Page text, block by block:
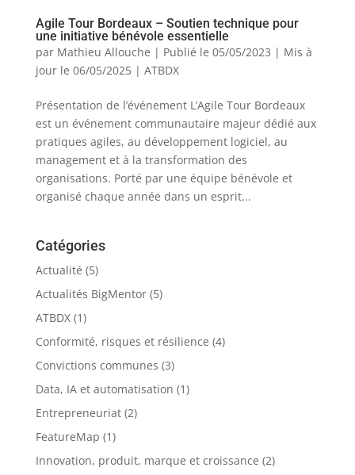
Agile Tour Bordeaux – Soutien technique pour
une initiative bénévole essentielle
par Mathieu Allouche | Publié le 05/05/2023 | Mis à
jour le 06/05/2025| ATBDX
Présentation de l’événement L’Agile Tour Bordeaux
est un événement communautaire majeur dédié aux
pratiques agiles, au développement logiciel, au
management et à la transformation des
organisations. Porté par une équipe bénévole et
organisé chaque année dans un esprit...
Catégories
Actualité (5)
Actualités BigMentor(5)
ATBDX(1)
Conformité, risques et résilience (4)
Convictions communes (3)
Data, IA et automatisation (1)
Entrepreneuriat(2)
FeatureMap (1)
Innovation, produit, marque et croissance (2)